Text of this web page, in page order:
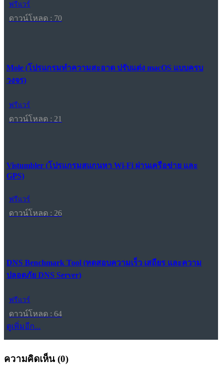
ฟรีแวร์
ดาวน์โหลด : 70
Mole (โปรแกรมทำความสะอาด ปรับแต่ง macOS แบบครบ
วงจร)
ฟรีแวร์
ดาวน์โหลด : 21
Vistumbler (โปรแกรมสแกนหา Wi-Fi ผ่านเครือข่าย และ
GPS)
ฟรีแวร์
ดาวน์โหลด : 26
DNS Benchmark Tool (ทดสอบความเร็ว เสถียร และความ
ปลอดภัย DNS Server)
ฟรีแวร์
ดาวน์โหลด : 64
ดูเพิ่มอีก...
ความคิดเห็น (0)